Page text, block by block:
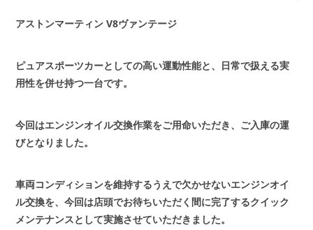
お問い合わせ
アストンマーティン V8ヴァンテージ
ピュアスポーツカーとしての高い運動性能と、日常で扱える実
用性を併せ持つ一台です。
今回はエンジンオイル交換作業をご用命いただき、ご入庫の運
びとなりました。
車両コンディションを維持するうえで欠かせないエンジンオイ
ル交換を、今回は店頭でお待ちいただく間に完了するクイック
メンテナンスとして実施させていただきました。